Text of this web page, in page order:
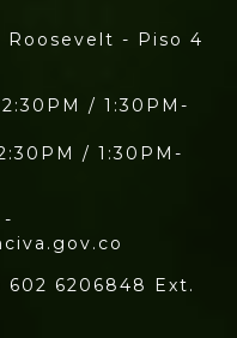
- Piso 4
/ 1:30PM-
/ 1:30PM-
6206848 Ext.